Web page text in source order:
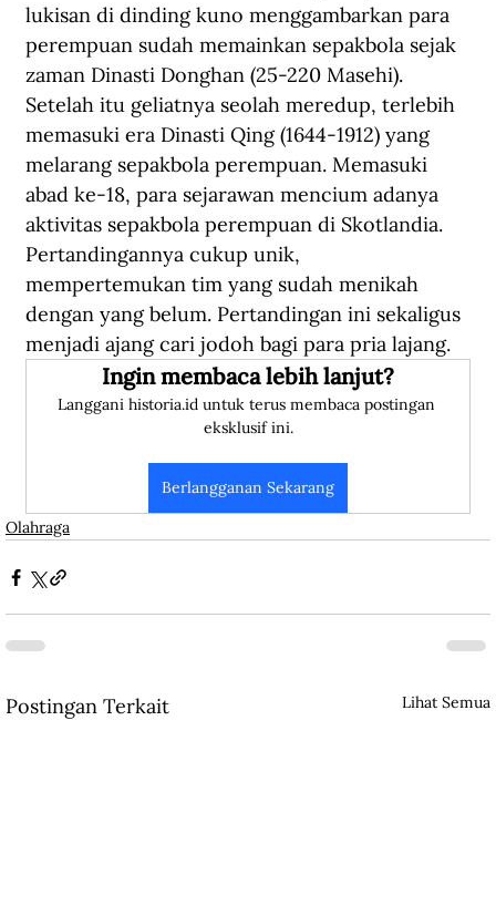
lukisan di dinding kuno menggambarkan para
perempuan sudah memainkan sepakbola sejak
zaman Dinasti Donghan (25-220 Masehi).
Setelah itu geliatnya seolah meredup, terlebih
memasuki era Dinasti Qing (1644-1912) yang
melarang sepakbola perempuan. Memasuki
abad ke-18, para sejarawan mencium adanya
aktivitas sepakbola perempuan di Skotlandia.
Pertandingannya cukup unik,
mempertemukan tim yang sudah menikah
dengan yang belum. Pertandingan ini sekaligus
menjadi ajang cari jodoh bagi para pria lajang.
Ingin membaca lebih lanjut?
Langgani historia.id untuk terus membaca postingan
eksklusif ini.
Berlangganan Sekarang
Olahraga
Postingan Terkait Lihat Semua